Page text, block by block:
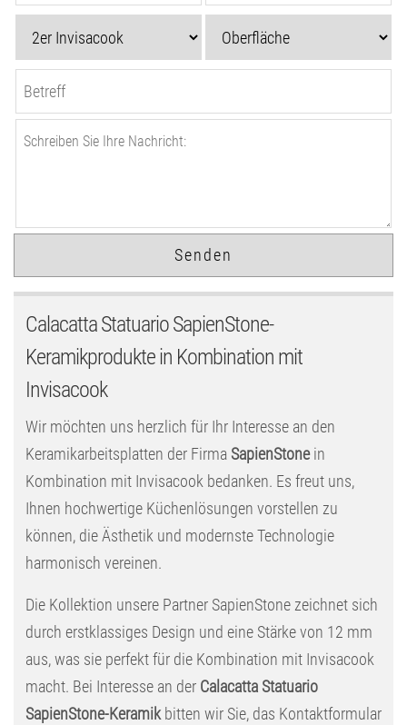
Calacatta Statuario SapienStone-
Keramikprodukte in Kombination mit
Invisacook
Wir möchten uns herzlich für Ihr Interesse an den
Keramikarbeitsplatten der Firma SapienStonein
Kombination mit Invisacook bedanken. Es freut uns,
Ihnen hochwertige Küchenlösungen vorstellen zu
können, die Ästhetik und modernste Technologie
harmonisch vereinen.
Die Kollektion unsere Partner SapienStone zeichnet sich
durch erstklassiges Design und eine Stärke von 12 mm
aus, was sie perfekt für die Kombination mit Invisacook
macht. Bei Interesse an der Calacatta Statuario
SapienStone-Keramikbitten wir Sie, das Kontaktformular